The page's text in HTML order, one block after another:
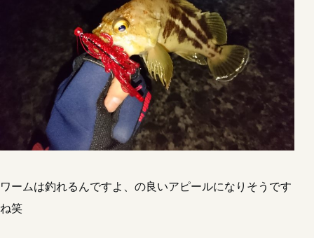
ワームは釣れるんですよ、の良いアピールになりそうです
ね笑